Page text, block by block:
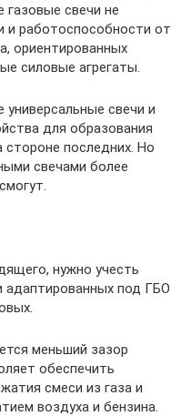
газовые свечи не
и работоспособности от
ориентированных
силовые агрегаты.
свечи и
для образования
последних. Но
свечами более
нужно учесть
адаптированных под ГБО
меньший зазор
обеспечить
смеси из газа и
воздуха и бензина.